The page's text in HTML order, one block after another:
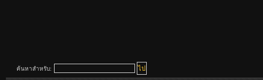
ค้นหาสำหรับ: